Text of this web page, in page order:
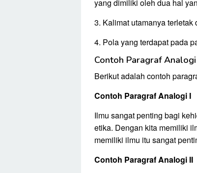
yang dimiliki oleh dua hal
3. Kalimat utamanya terletak
4. Pola yang terdapat pada
Contoh Paragraf Analogi
Berikut adalah contoh
Contoh Paragraf Analogi I
Ilmu sangat penting bagi
etika. Dengan kita memiliki
memiliki ilmu itu sangat
Contoh Paragraf Analogi II